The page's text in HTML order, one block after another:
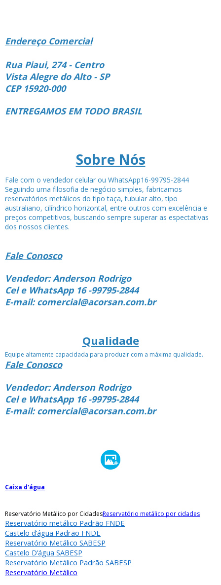
Endereço Comercial
Rua Piaui, 274 - Centro
Vista Alegre do Alto - SP
CEP 15920-000
ENTREGAMOS EM TODO BRASIL
Sobre Nós
Fale com o vendedor celular ou WhatsApp16-99795-2844
Seguindo uma filosofia de negócio simples, fabricamos
reservatórios metálicos do tipo taça, tubular alto, tipo
australiano, cilíndrico horizontal, entre outros com excelência e
preços competitivos, buscando sempre superar as espectativas
dos nossos clientes.
Fale Conosco
Vendedor: Anderson Rodrigo
Cel e WhatsApp 16 -99795-2844
E-mail: comercial@acorsan.com.br
Qualidade
Equipe altamente capacidada para produzir com a máxima qualidade.
Fale Conosco
Vendedor: Anderson Rodrigo
Cel e WhatsApp 16 -99795-2844
E-mail: comercial@acorsan.com.br
Caixa d'água
Reservatório Metálico por CidadesReservatório metálico por cidades
Reservatório metálico Padrão FNDE
Castelo d’água Padrão FNDE
Reservatório Metálico SABESP
Castelo D’água SABESP
Reservatório Metálico Padrão SABESP
Reservatório Metálico